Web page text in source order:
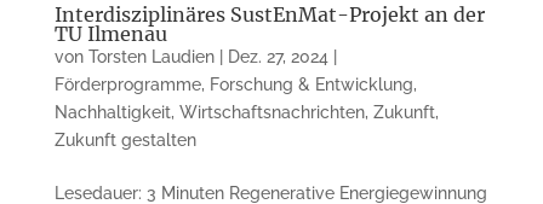
Interdisziplinäres SustEnMat-Projekt an der
TU Ilmenau
von Torsten Laudien| Dez. 27, 2024
Förderprogramme, Forschung & Entwicklung,
Nachhaltigkeit, Wirtschaftsnachrichten, Zukunft,
Zukunft gestalten
Lesedauer: 3 Minuten Regenerative Energiegewinnung